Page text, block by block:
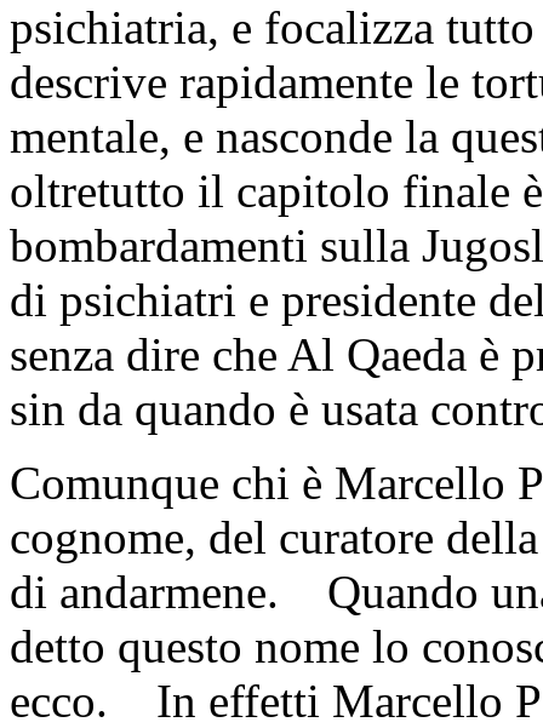
psichiatria, e focalizza
descrive rapidamente le
mentale, e nasconde la
oltretutto il capitolo finale
bombardamenti sulla
di psichiatri e presidente
senza dire che Al Qaeda è
sin da quando è usata
Comunque chi è Marcello
cognome, del curatore
di andarmene.
Quando
detto questo nome lo
ecco.
In effetti Marcello